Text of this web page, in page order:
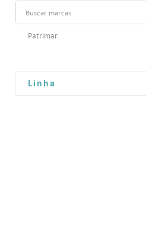
Patrimar
Linha